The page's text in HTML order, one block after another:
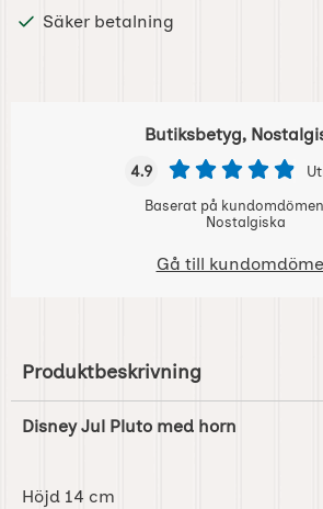
Säker betalning
Butiksbetyg,
4.9
Baserat på
Nostalgiska
Gå till
Produktbeskrivning
Disney Jul Pluto med horn
Höjd 14 cm